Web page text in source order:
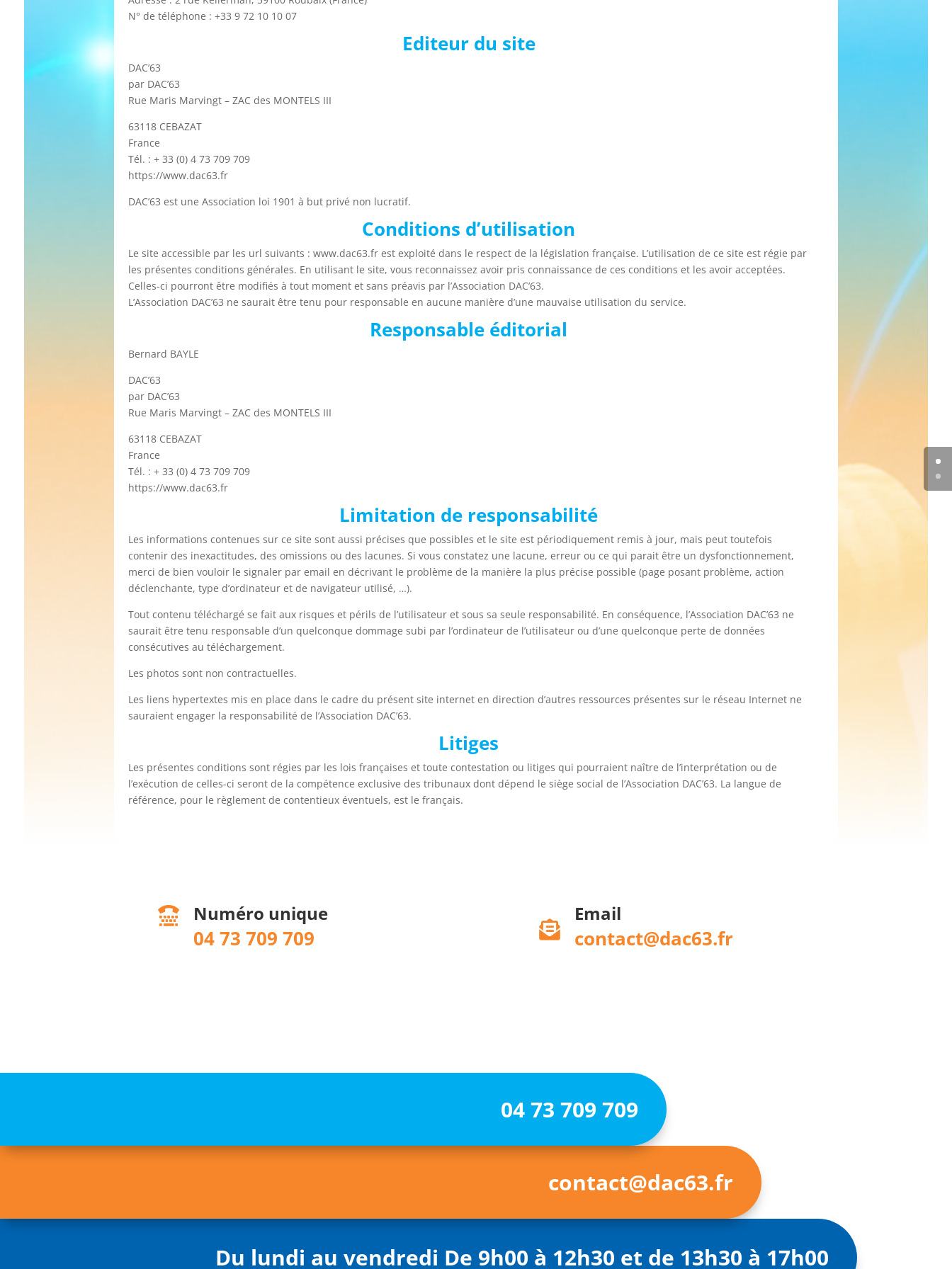
N° de téléphone : +33 9 72 10 10 07
Editeur du site
DAC’63
par DAC’63
Rue Maris Marvingt – ZAC des MONTELS III
63118 CEBAZAT
France
Tél. : + 33 (0) 4 73 709 709
https://www.dac63.fr
DAC’63 est une Association loi 1901 à but privé non lucratif.
Conditions d’utilisation
Le site accessible par les url suivants : www.dac63.fr est exploité dans le respect de la législation française. L’utilisation de ce site est régie par
les présentes conditions générales. En utilisant le site, vous reconnaissez avoir pris connaissance de ces conditions et les avoir acceptées.
Celles-ci pourront être modifiés à tout moment et sans préavis par l’Association DAC’63.
L’Association DAC’63 ne saurait être tenu pour responsable en aucune manière d’une mauvaise utilisation du service.
Responsable éditorial
Bernard BAYLE
DAC’63
par DAC’63
Rue Maris Marvingt – ZAC des MONTELS III
63118 CEBAZAT
France
Tél. : + 33 (0) 4 73 709 709
https://www.dac63.fr
Limitation de responsabilité
Les informations contenues sur ce site sont aussi précises que possibles et le site est périodiquement remis à jour, mais peut toutefois
contenir des inexactitudes, des omissions ou des lacunes. Si vous constatez une lacune, erreur ou ce qui parait être un dysfonctionnement,
merci de bien vouloir le signaler par email en décrivant le problème de la manière la plus précise possible (page posant problème, action
déclenchante, type d’ordinateur et de navigateur utilisé, …).
Tout contenu téléchargé se fait aux risques et périls de l’utilisateur et sous sa seule responsabilité. En conséquence, l’Association DAC’63 ne
saurait être tenu responsable d’un quelconque dommage subi par l’ordinateur de l’utilisateur ou d’une quelconque perte de données
consécutives au téléchargement.
Les photos sont non contractuelles.
Les liens hypertextes mis en place dans le cadre du présent site internet en direction d’autres ressources présentes sur le réseau Internet ne
sauraient engager la responsabilité de l’Association DAC’63.
Litiges
Les présentes conditions sont régies par les lois françaises et toute contestation ou litiges qui pourraient naître de l’interprétation ou de
l’exécution de celles-ci seront de la compétence exclusive des tribunaux dont dépend le siège social de l’Association DAC’63. La langue de
référence, pour le règlement de contentieux éventuels, est le français.
 Numéro unique
04 73 709 709 
Email
contact@dac63.fr
04 73 709 709
contact@dac63.fr
Du lundi au vendredi De 9h00 à 12h30 et de 13h30 à 17h00